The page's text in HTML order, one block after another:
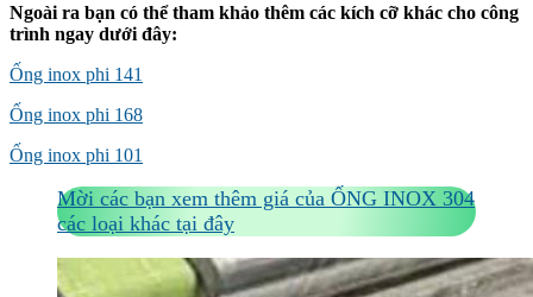
Ngoài ra bạn có thể tham khảo thêm các kích cỡ khác cho công
trình ngay dưới đây:
Ống inox phi 141
Ống inox phi 168
Ống inox phi 101
Mời các bạn xem thêm giá của ỐNG INOX 304
các loại khác tại đây